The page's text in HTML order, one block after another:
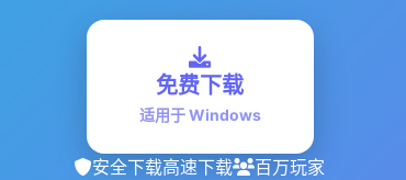
免费下载
适用于 Windows
安全下载高速下载 百万玩家